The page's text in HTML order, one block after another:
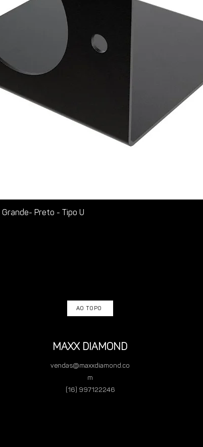
Preto - Tipo U
AO TOPO
MAXX DIAMOND
vendas@maxxdiamond.co
m
(16) 997122246